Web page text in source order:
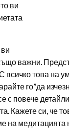
ви
важни.
това на
го”да
с повече
Кажете си, че
на